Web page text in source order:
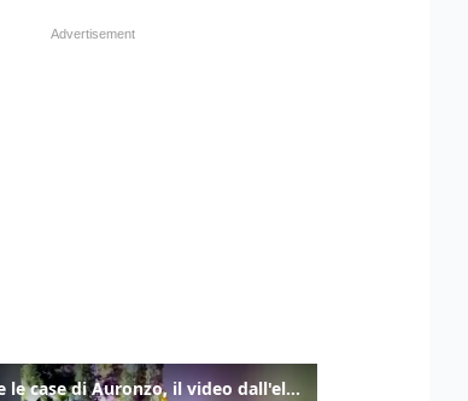
Frana lambisce le case di Auronzo, il video dall'elicottero dei vigili del fuoco